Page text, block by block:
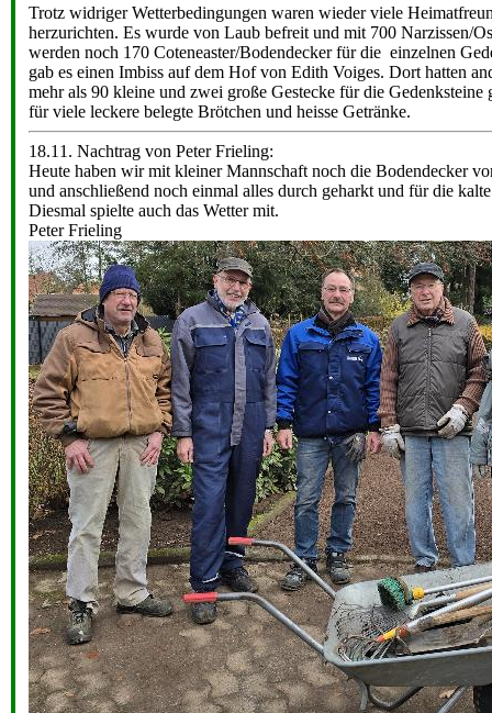
Trotz widriger Wetterbedingungen waren wieder viele
herzurichten. Es wurde von Laub befreit und mit 700 Narzissen/
werden noch 170 Coteneaster/Bodendecker für die einzelnen
gab es einen Imbiss auf dem Hof von Edith Voiges. Dort hatten
mehr als 90 kleine und zwei große Gestecke für die
für viele leckere belegte Brötchen und heisse Getränke.
18.11. Nachtrag von Peter Frieling:
Heute haben wir mit kleiner Mannschaft noch die Bodendecker
und anschließend noch einmal alles durch geharkt und für die
Diesmal spielte auch das Wetter mit.
Peter Frieling